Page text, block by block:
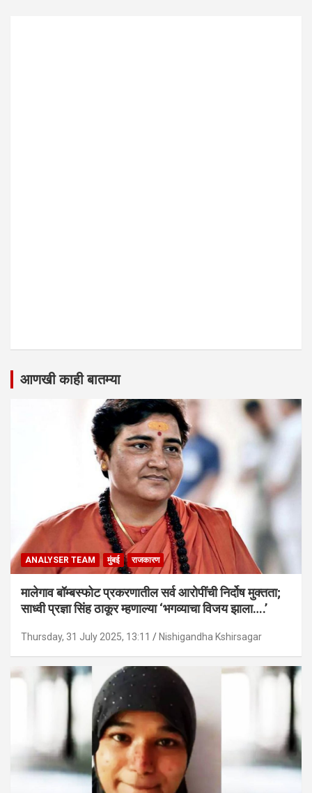
आणखी काही बातम्या
ANALYSER TEAM मुंबई राजकारण
मालेगाव बॉम्बस्फोट प्रकरणातील सर्व आरोपींची निर्दोष मुक्तता;
साध्वी प्रज्ञा सिंह ठाकूर म्हणाल्या ‘भगव्याचा विजय झाला….’
Thursday, 31 July 2025, 13:11 Nishigandha Kshirsagar